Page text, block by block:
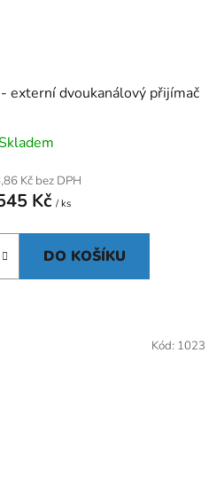
externí dvoukanálový přijímač
Kč bez DPH
Kč / ks
DO KOŠÍKU
Kód: 1023